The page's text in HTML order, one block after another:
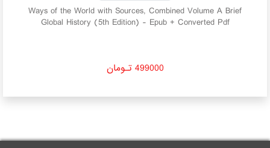
Ways of the World with Sources, Combined Volume A Brief
Global History (5th Edition) - Epub + Converted Pdf
499000 تـومان